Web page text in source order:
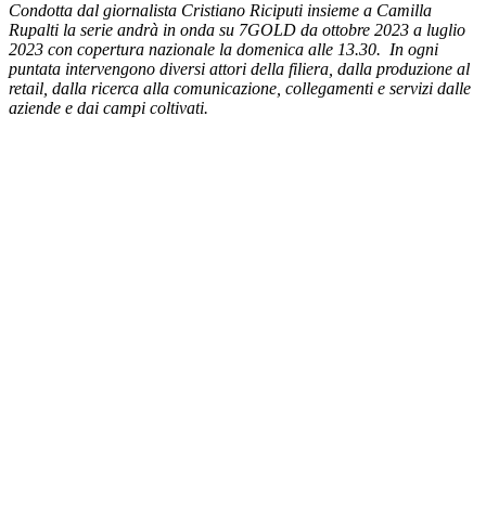
Condotta dal giornalista Cristiano Riciputi insieme a Camilla
Rupalti la serie andrà in onda su 7GOLD da ottobre 2023 a luglio
2023 con copertura nazionale la domenica alle 13.30. In ogni
puntata intervengono diversi attori della filiera, dalla produzione al
retail, dalla ricerca alla comunicazione, collegamenti e servizi dalle
aziende e dai campi coltivati.